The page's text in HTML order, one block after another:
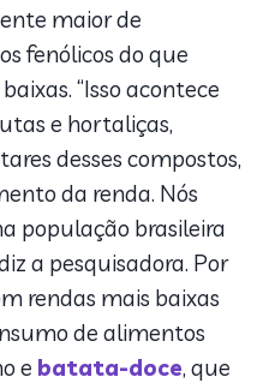
maior de
fenólicos do que
“Isso acontece
e hortaliças,
desses compostos,
da renda. Nós
população brasileira
a pesquisadora. Por
rendas mais baixas
de alimentos
e batata-doce, que